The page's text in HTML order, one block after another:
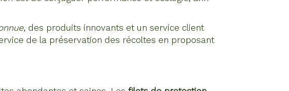
, des produits innovants et un service client
de la préservation des récoltes en proposant